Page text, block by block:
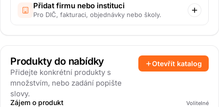
Přidat firmu nebo instituci
Pro DIČ, fakturaci, objednávky nebo školy.
Produkty do nabídky
Přidejte konkrétní produkty s
množstvím, nebo zadání popište
slovy.
Otevřít katalog
Zájem o produkt Volitelné